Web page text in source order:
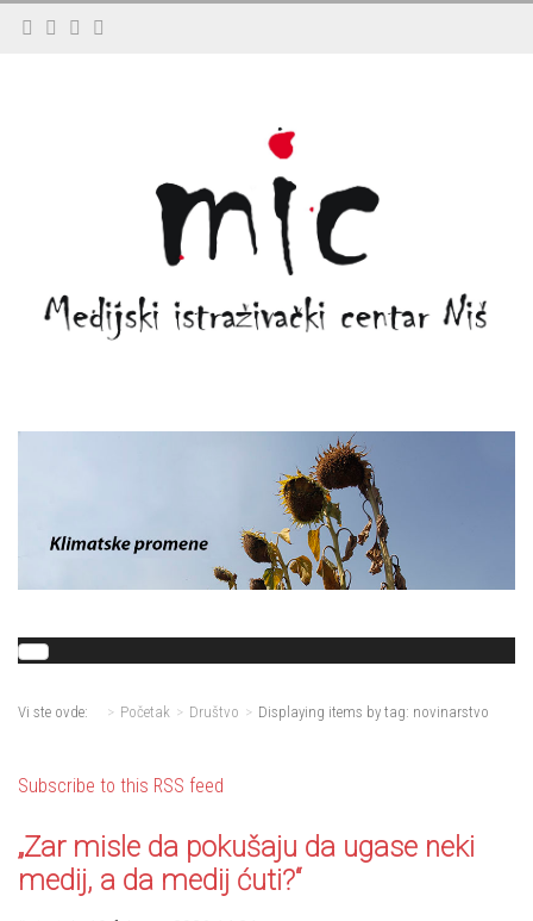
Vi ste ovde: Početak Društvo Displaying items by tag: novinarstvo
Subscribe to this RSS feed
„Zar misle da pokušaju da ugase neki
medij, a da medij ćuti?“